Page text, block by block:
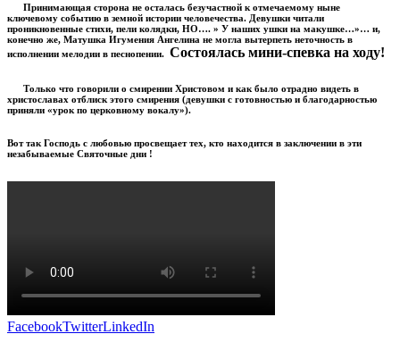
Принимающая сторона не осталась безучастной к отмечаемому ныне
ключевому событию в земной истории человечества. Девушки читали
проникновенные стихи, пели колядки, НО…. » У наших ушки на макушке…»… и,
конечно же, Матушка Игумения Ангелина не могла вытерпеть неточность в
исполнении мелодии в песнопении. Состоялась мини-спевка на ходу!
Только что говорили о смирении Христовом и как было отрадно видеть в
христославах отблиск этого смирения (девушки с готовностью и благодарностью
приняли «урок по церковному вокалу»).
Вот так Господь с любовью просвещает тех, кто находится в заключении в эти
незабываемые Святочные дни !
FacebookTwitterLinkedIn